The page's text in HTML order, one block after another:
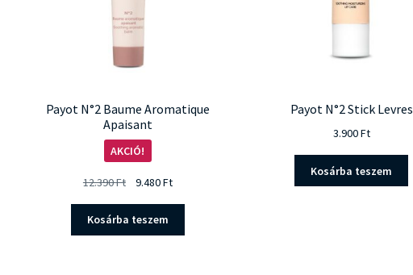
Payot N°2 Baume Aromatique
Apaisant
AKCIÓ!
12.390Ft
Original
was:
12.390 Ft.
9.480FtCurrent
9.480 Ft.
Kosárba teszem
Payot N°2 Stick Levres
3.900Ft
Kosárba teszem